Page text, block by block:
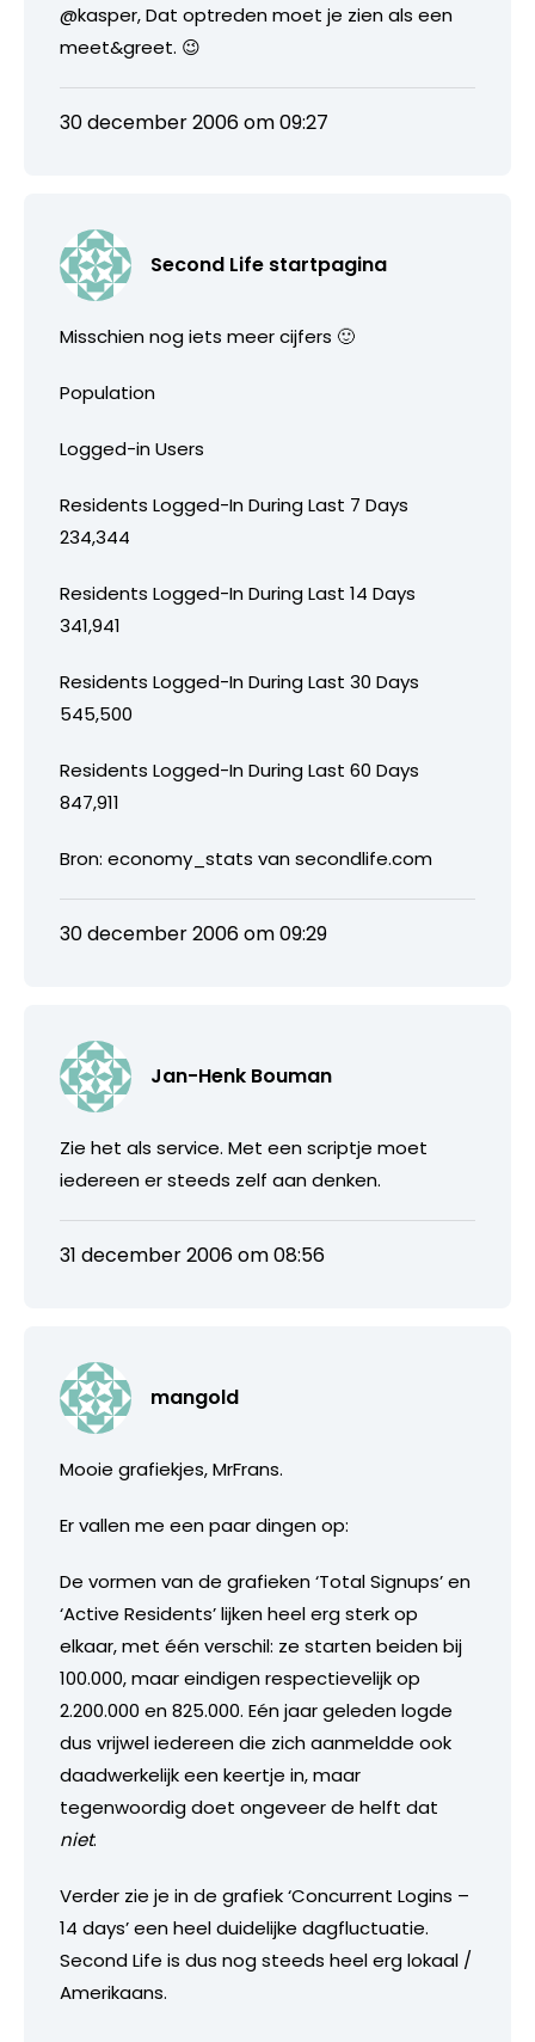
@kasper, Dat optreden moet je zien als een
meet&greet. 😉
30 december 2006 om 09:27
Second Life startpagina
Misschien nog iets meer cijfers 🙂
Population
Logged-in Users
Residents Logged-In During Last 7 Days
234,344
Residents Logged-In During Last 14 Days
341,941
Residents Logged-In During Last 30 Days
545,500
Residents Logged-In During Last 60 Days
847,911
Bron: economy_stats van secondlife.com
30 december 2006 om 09:29
Jan-Henk Bouman
Zie het als service. Met een scriptje moet
iedereen er steeds zelf aan denken.
31 december 2006 om 08:56
mangold
Mooie grafiekjes, MrFrans.
Er vallen me een paar dingen op:
De vormen van de grafieken ‘Total Signups’ en
‘Active Residents’ lijken heel erg sterk op
elkaar, met één verschil: ze starten beiden bij
100.000, maar eindigen respectievelijk op
2.200.000 en 825.000. Eén jaar geleden logde
dus vrijwel iedereen die zich aanmeldde ook
daadwerkelijk een keertje in, maar
tegenwoordig doet ongeveer de helft dat
niet.
Verder zie je in de grafiek ‘Concurrent Logins –
14 days’ een heel duidelijke dagfluctuatie.
Second Life is dus nog steeds heel erg lokaal /
Amerikaans.